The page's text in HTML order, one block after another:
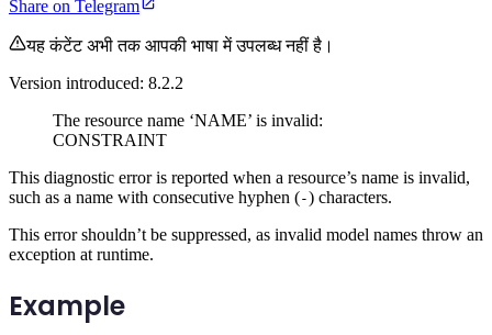
Share on Telegram
यह कंटेंट अभी तक आपकी भाषा में उपलब्ध नहीं है।
Version introduced: 8.2.2
The resource name ‘NAME’ is invalid:
CONSTRAINT
This diagnostic error is reported when a resource’s name is invalid,
such as a name with consecutive hyphen (-) characters.
This error shouldn’t be suppressed, as invalid model names throw an
exception at runtime.
Example